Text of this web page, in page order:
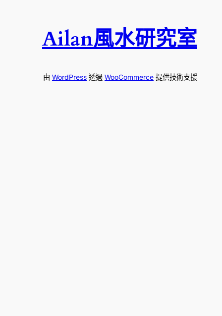
Ailan風水研究室
由 WordPress 透過 WooCommerce 提供技術支援